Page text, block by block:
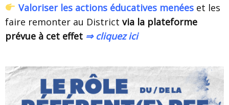
Valoriser les actions éducatives menéeset les
faire remonter au District via la plateforme
prévue à cet effet ⇒ cliquez ici